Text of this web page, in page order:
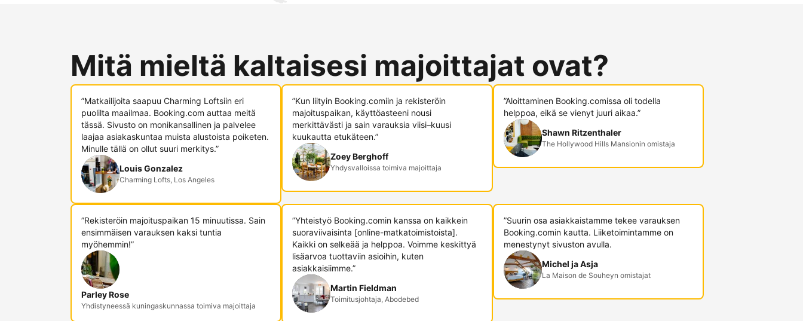
Mitä mieltä kaltaisesi majoittajat ovat?
”Matkailijoita saapuu Charming Loftsiin eri
puolilta maailmaa. Booking.com auttaa meitä
tässä. Sivusto on monikansallinen ja palvelee
laajaa asiakaskuntaa muista alustoista poiketen.
Minulle tällä on ollut suuri merkitys.”
Louis Gonzalez
Charming Lofts, Los Angeles
”Kun liityin Booking.comiin ja rekisteröin
majoituspaikan, käyttöasteeni nousi
merkittävästi ja sain varauksia viisi–kuusi
kuukautta etukäteen.”
Zoey Berghoff
Yhdysvalloissa toimiva majoittaja
”Aloittaminen Booking.comissa oli todella
helppoa, eikä se vienyt juuri aikaa.”
Shawn Ritzenthaler
The Hollywood Hills Mansionin omistaja
”Rekisteröin majoituspaikan 15 minuutissa. Sain
ensimmäisen varauksen kaksi tuntia
myöhemmin!”
Parley Rose
Yhdistyneessä kuningaskunnassa toimiva majoittaja
”Yhteistyö Booking.comin kanssa on kaikkein
suoraviivaisinta [online-matkatoimistoista].
Kaikki on selkeää ja helppoa. Voimme keskittyä
lisäarvoa tuottaviin asioihin, kuten
asiakkaisiimme.”
Martin Fieldman
Toimitusjohtaja, Abodebed
”Suurin osa asiakkaistamme tekee varauksen
Booking.comin kautta. Liiketoimintamme on
menestynyt sivuston avulla.
Michel ja Asja
La Maison de Souheyn omistajat